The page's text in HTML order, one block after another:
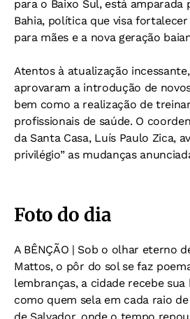
para o Baixo Sul, está amparada
Bahia, política que visa
para mães e a nova geração
Atentos à atualização
aprovaram a introdução de
bem como a realização de
profissionais de saúde. O
da Santa Casa, Luís Paulo Zica,
privilégio” as mudanças
Foto do dia
A BÊNÇÃO | Sob o olhar eterno
Mattos, o pôr do sol se faz
lembranças, a cidade recebe sua
como quem sela em cada raio